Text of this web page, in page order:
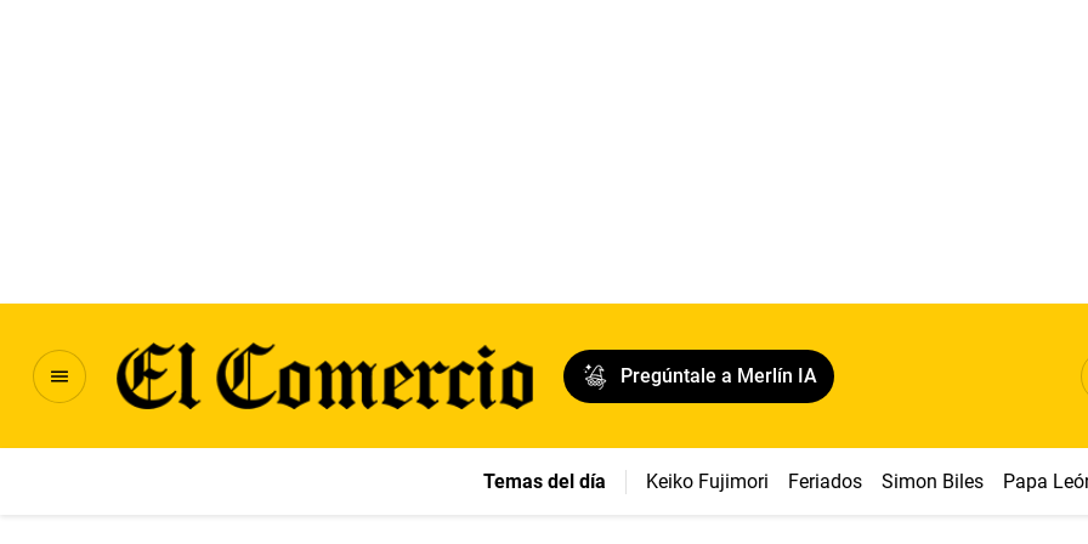
Pregúntale a Merlín IA
Temas del día Keiko Fujimori Feriados Simon Biles Papa